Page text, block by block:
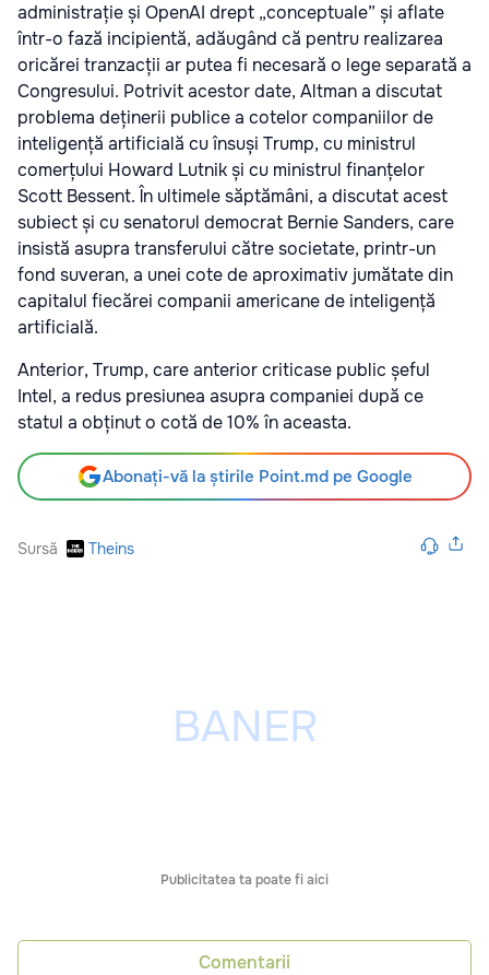
administrație și OpenAI drept „conceptuale” și aflate
într-o fază incipientă, adăugând că pentru realizarea
oricărei tranzacții ar putea fi necesară o lege separată a
Congresului. Potrivit acestor date, Altman a discutat
problema deținerii publice a cotelor companiilor de
inteligență artificială cu însuși Trump, cu ministrul
comerțului Howard Lutnik și cu ministrul finanțelor
Scott Bessent. În ultimele săptămâni, a discutat acest
subiect și cu senatorul democrat Bernie Sanders, care
insistă asupra transferului către societate, printr-un
fond suveran, a unei cote de aproximativ jumătate din
capitalul fiecărei companii americane de inteligență
artificială.
Anterior, Trump, care anterior criticase public șeful
Intel, a redus presiunea asupra companiei după ce
statul a obținut o cotă de 10% în aceasta.
Abonați-vă la știrile Point.md pe Google
Sursă Theins
Publicitatea ta poate fi aici
Comentarii